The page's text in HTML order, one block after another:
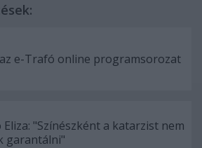
e-Trafó online programsorozat
Eliza: "Színészként a katarzist nem
garantálni"